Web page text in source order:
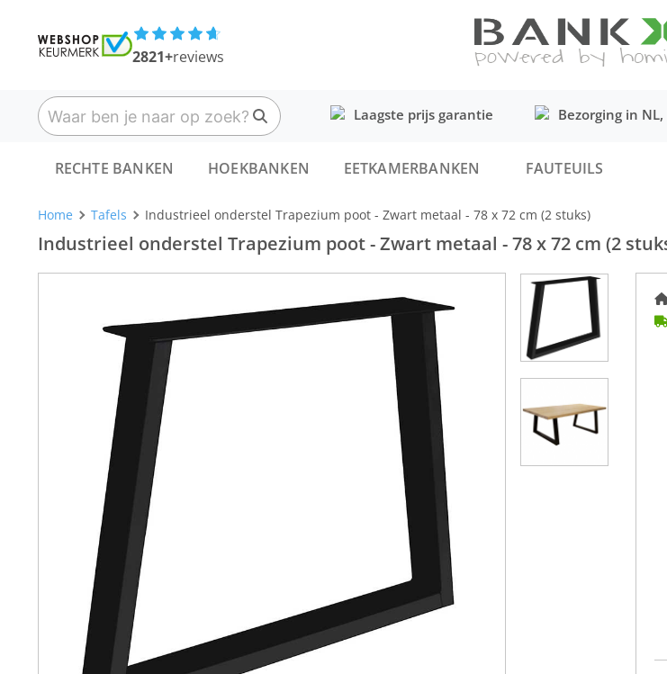
2821+reviews
Laagste prijs garantie Bezorging in NL,
RECHTE BANKEN HOEKBANKEN EETKAMERBANKEN FAUTEUILS
Home Tafels Industrieel onderstel Trapezium poot - Zwart metaal - 78 x 72 cm (2 stuks)
Industrieel onderstel Trapezium poot - Zwart metaal - 78 x 72 cm (2